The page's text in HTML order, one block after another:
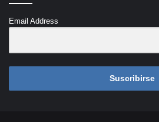
Email Address
Suscribirse